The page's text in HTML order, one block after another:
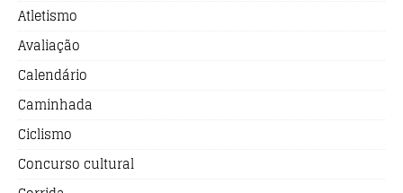
Atletismo
Avaliação
Calendário
Caminhada
Ciclismo
Concurso cultural